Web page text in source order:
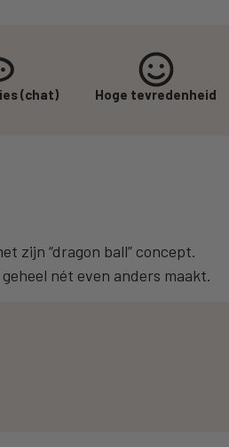
(chat) Hoge tevredenheid
zijn “dragon ball” concept.
nét even anders maakt.